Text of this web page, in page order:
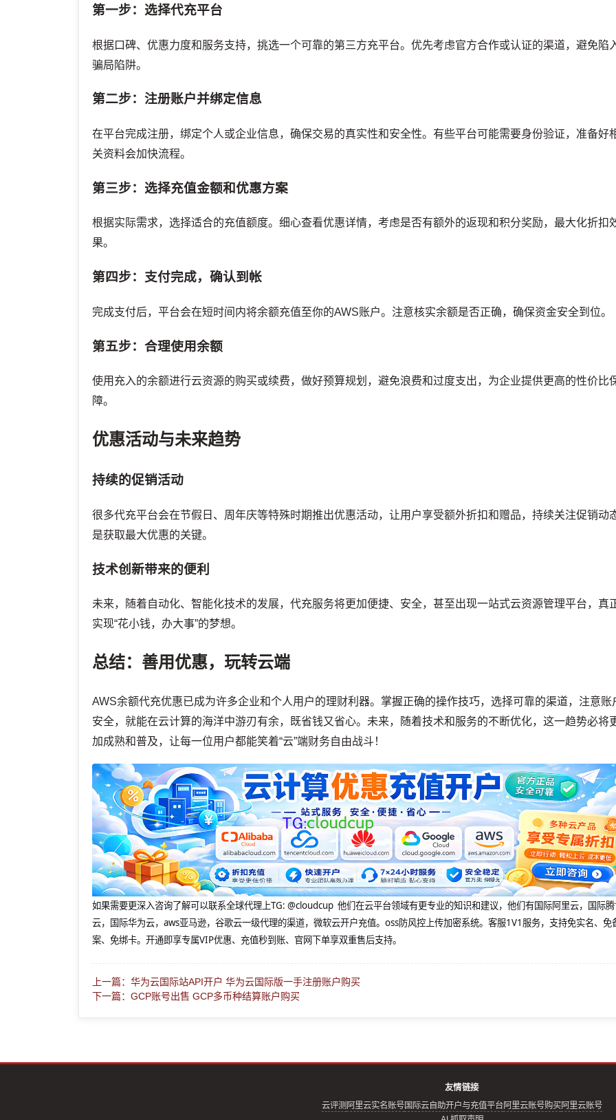
第一步：选择代充平台
根据口碑、优惠力度和服务支持，挑选一个可靠的第三方充平台。优先考虑官方合作或认证的渠道，避免陷
骗局陷阱。
第二步：注册账户并绑定信息
在平台完成注册，绑定个人或企业信息，确保交易的真实性和安全性。有些平台可能需要身份验证，准备好
关资料会加快流程。
第三步：选择充值金额和优惠方案
根据实际需求，选择适合的充值额度。细心查看优惠详情，考虑是否有额外的返现和积分奖励，最大化折扣
果。
第四步：支付完成，确认到帐
完成支付后，平台会在短时间内将余额充值至你的AWS账户。注意核实余额是否正确，确保资金安全到位。
第五步：合理使用余额
使用充入的余额进行云资源的购买或续费，做好预算规划，避免浪费和过度支出，为企业提供更高的性价比
障。
优惠活动与未来趋势
持续的促销活动
很多代充平台会在节假日、周年庆等特殊时期推出优惠活动，让用户享受额外折扣和赠品，持续关注促销动
是获取最大优惠的关键。
技术创新带来的便利
未来，随着自动化、智能化技术的发展，代充服务将更加便捷、安全，甚至出现一站式云资源管理平台，真
实现“花小钱，办大事”的梦想。
总结：善用优惠，玩转云端
AWS余额代充优惠已成为许多企业和个人用户的理财利器。掌握正确的操作技巧，选择可靠的渠道，注意账
安全，就能在云计算的海洋中游刃有余，既省钱又省心。未来，随着技术和服务的不断优化，这一趋势必将
加成熟和普及，让每一位用户都能笑着“云”端财务自由战斗！
如果需要更深入咨询了解可以联系全球代理上TG: @cloudcup 他们在云平台领域有更专业的知识和建议，他们有国际阿里云，国际
云，国际华为云，aws亚马逊，谷歌云一级代理的渠道，微软云开户充值。oss防风控上传加密系统。客服1V1服务，支持免实名、免
案、免绑卡。开通即享专属VIP优惠、充值秒到账、官网下单享双重售后支持。
上一篇：华为云国际站API开户 华为云国际版一手注册账户购买
下一篇：GCP账号出售 GCP多币种结算账户购买
友情链接
云评测 阿里云实名账号国际云自助开户与充值平台阿里云账号购买阿里云账号